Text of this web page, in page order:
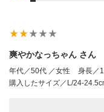
star_ratestar_ratestar_rate star_rate star_rate
爽やかなっちゃん さん
年代／50代 ／女性 身長／
購入したサイズ／L/24-